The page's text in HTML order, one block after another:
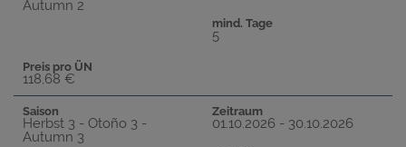
Autumn 2
mind. Tage
5
Preis pro ÜN
118,68 €
Saison
Herbst 3 - Otoño 3 -
Autumn 3
Zeitraum
01.10.2026 - 30.10.2026